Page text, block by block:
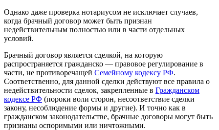
Однако даже проверка нотариусом не исключает случаев,
когда брачный договор может быть признан
недействительным полностью или в части отдельных
условий.
Брачный договор является сделкой, на которую
распространяется гражданско — правовое регулирование в
части, не противоречащей Семейному кодексу РФ.
Соответственно, для данной сделки действуют все правила о
недействительности сделок, закрепленные в Гражданском
кодексе РФ (пороки воли сторон, несоответствие сделки
закону, несоблюдение формы и другие). И точно как в
гражданском законодательстве, брачные договоры могут быть
признаны оспоримыми или ничтожными.